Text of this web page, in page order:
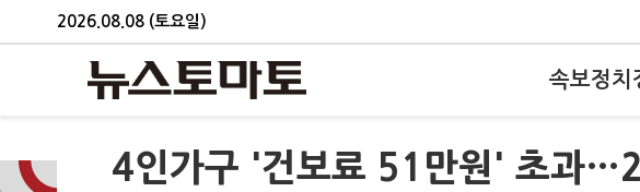
2026.08.08 (토요일)
속보정치
4인가구 '건보료 51만원' 초과